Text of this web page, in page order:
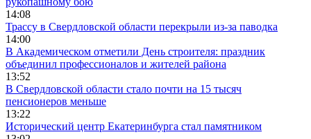
14:08
Трассу в Свердловской области перекрыли из-за паводка
14:00
В Академическом отметили День строителя: праздник
объединил профессионалов и жителей района
13:52
В Свердловской области стало почти на 15 тысяч
пенсионеров меньше
13:22
Исторический центр Екатеринбурга стал памятником